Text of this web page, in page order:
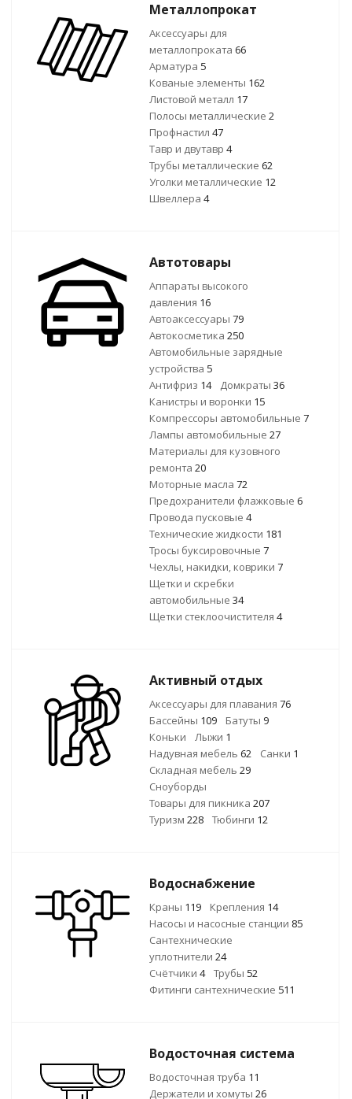
Металлопрокат
Аксессуары для
металлопроката 66
Арматура 5
Кованые элементы 162
Листовой металл 17
Полосы металлические 2
Профнастил 47
Тавр и двутавр 4
Трубы металлические 62
Уголки металлические 12
Швеллера 4
Автотовары
Аппараты высокого
давления 16
Автоаксессуары 79
Автокосметика 250
Автомобильные зарядные
устройства 5
Антифриз 14 Домкраты 36
Канистры и воронки 15
Компрессоры автомобильные 7
Лампы автомобильные 27
Материалы для кузовного
ремонта 20
Моторные масла 72
Предохранители флажковые 6
Провода пусковые 4
Технические жидкости 181
Тросы буксировочные 7
Чехлы, накидки, коврики 7
Щетки и скребки
автомобильные 34
Щетки стеклоочистителя 4
Активный отдых
Аксессуары для плавания 76
Бассейны 109 Батуты 9
Коньки
Лыжи 1
Надувная мебель 62 Санки 1
Складная мебель 29
Сноуборды
Товары для пикника 207
Туризм 228 Тюбинги 12
Водоснабжение
Краны 119 Крепления 14
Насосы и насосные станции 85
Сантехнические
уплотнители 24
Счётчики 4 Трубы 52
Фитинги сантехнические 511
Водосточная система
Водосточная труба 11
Держатели и хомуты 26